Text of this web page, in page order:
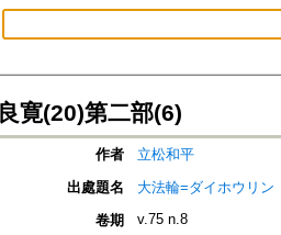
良寛(20)第二部(6)
作者
立松和平
出處題名
大法輪=ダイホウリン
卷期
v.75 n.8